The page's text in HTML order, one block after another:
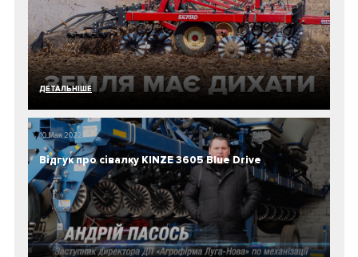
ДЕТАЛЬНIШЕ
10 Мая 2022
Відгук про сівалку KINZE 3605 Blue Drive